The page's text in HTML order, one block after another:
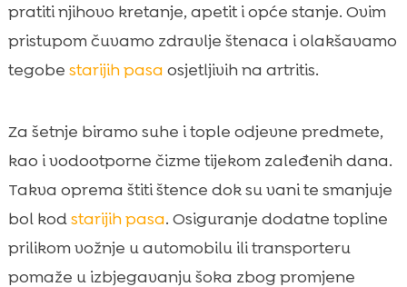
pratiti njihovo kretanje, apetit i opće stanje. Ovim
pristupom čuvamo zdravlje štenaca i olakšavamo
tegobe starijih pasa osjetljivih na artritis.
Za šetnje biramo suhe i tople odjevne predmete,
kao i vodootporne čizme tijekom zaleđenih dana.
Takva oprema štiti štence dok su vani te smanjuje
bol kodstarijih pasa. Osiguranje dodatne topline
prilikom vožnje u automobilu ili transporteru
pomaže u izbjegavanju šoka zbog promjene